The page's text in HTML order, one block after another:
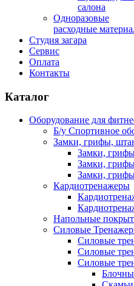
салона
Одноразовые
расходные
Студия загара
Сервис
Оплата
Контакты
Каталог
Оборудование для
Б/у Спортивное
Замки, грифы,
Замки,
Замки,
Замки,
Кардиотренажеры
Напольные
Силовые
Силовые
Силовые
Силовые